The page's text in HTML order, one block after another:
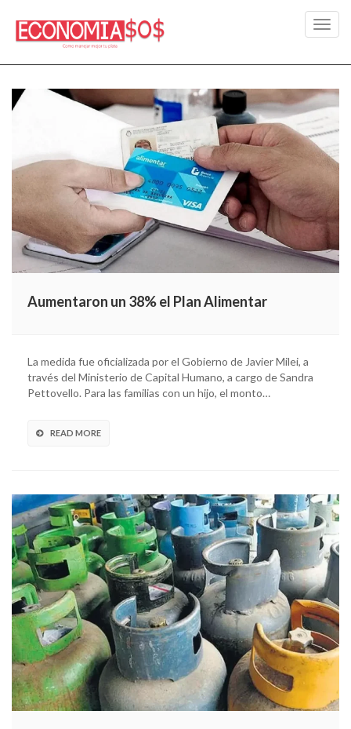
Aumentaron un 38% el Plan Alimentar
La medida fue oficializada por el Gobierno de Javier Milei, a
través del Ministerio de Capital Humano, a cargo de Sandra
Pettovello. Para las familias con un hijo, el monto…
READ MORE